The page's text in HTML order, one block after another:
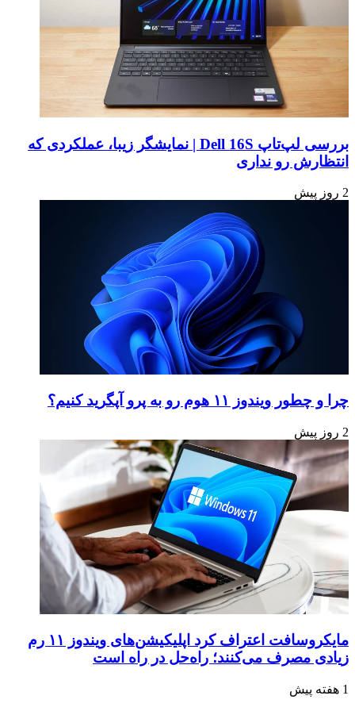
بررسی لپ‌تاپ Dell 16S | نمایشگر زیبا، عملکردی که
انتظارش رو نداری
2 روز پیش
چرا و چطور ویندوز ۱۱ هوم رو به پرو آپگرید کنیم؟
2 روز پیش
مایکروسافت اعتراف کرد اپلیکیشن‌های ویندوز ۱۱ رم
زیادی مصرف می‌کنند؛ راه‌حل در راه است
1 هفته پیش